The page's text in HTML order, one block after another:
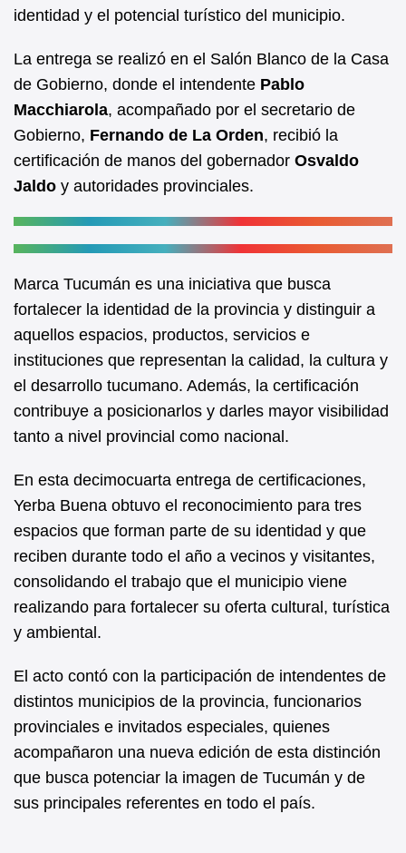
identidad y el potencial turístico del municipio.
La entrega se realizó en el Salón Blanco de la Casa
de Gobierno, donde el intendente Pablo
Macchiarola, acompañado por el secretario de
Gobierno, Fernando de La Orden, recibió la
certificación de manos del gobernador Osvaldo
Jaldo y autoridades provinciales.
Marca Tucumán es una iniciativa que busca
fortalecer la identidad de la provincia y distinguir a
aquellos espacios, productos, servicios e
instituciones que representan la calidad, la cultura y
el desarrollo tucumano. Además, la certificación
contribuye a posicionarlos y darles mayor visibilidad
tanto a nivel provincial como nacional.
En esta decimocuarta entrega de certificaciones,
Yerba Buena obtuvo el reconocimiento para tres
espacios que forman parte de su identidad y que
reciben durante todo el año a vecinos y visitantes,
consolidando el trabajo que el municipio viene
realizando para fortalecer su oferta cultural, turística
y ambiental.
El acto contó con la participación de intendentes de
distintos municipios de la provincia, funcionarios
provinciales e invitados especiales, quienes
acompañaron una nueva edición de esta distinción
que busca potenciar la imagen de Tucumán y de
sus principales referentes en todo el país.